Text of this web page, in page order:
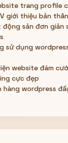
trang profile
giới thiệu bản thân
sản đơn giản
sử dụng
website đám
cực đẹp
hàng wordpress